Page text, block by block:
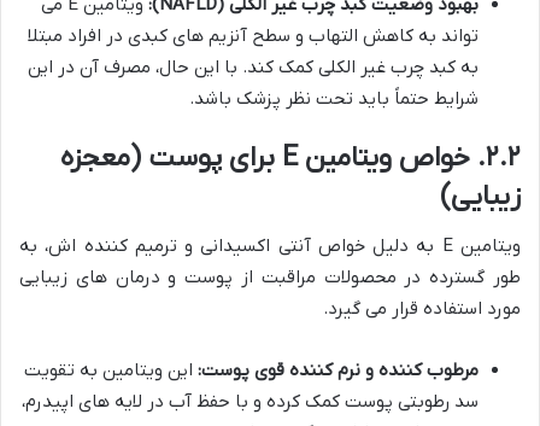
بهبود وضعیت کبد چرب غیر الکلی (NAFLD):
ویتامین E می
تواند به کاهش التهاب و سطح آنزیم های کبدی در افراد مبتلا
به کبد چرب غیر الکلی کمک کند. با این حال، مصرف آن در این
شرایط حتماً باید تحت نظر پزشک باشد.
۲.۲. خواص ویتامین E برای پوست (معجزه
زیبایی)
ویتامین E به دلیل خواص آنتی اکسیدانی و ترمیم کننده اش، به
طور گسترده در محصولات مراقبت از پوست و درمان های زیبایی
مورد استفاده قرار می گیرد.
مرطوب کننده و نرم کننده قوی پوست: این ویتامین به تقویت
سد رطوبتی پوست کمک کرده و با حفظ آب در لایه های اپیدرم،